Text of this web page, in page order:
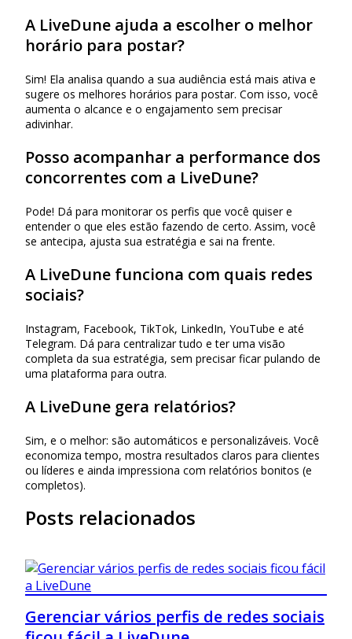
A LiveDune ajuda a escolher o melhor
horário para postar?
Sim! Ela analisa quando a sua audiência está mais ativa e
sugere os melhores horários para postar. Com isso, você
aumenta o alcance e o engajamento sem precisar
adivinhar.
Posso acompanhar a performance dos
concorrentes com a LiveDune?
Pode! Dá para monitorar os perfis que você quiser e
entender o que eles estão fazendo de certo. Assim, você
se antecipa, ajusta sua estratégia e sai na frente.
A LiveDune funciona com quais redes
sociais?
Instagram, Facebook, TikTok, LinkedIn, YouTube e até
Telegram. Dá para centralizar tudo e ter uma visão
completa da sua estratégia, sem precisar ficar pulando de
uma plataforma para outra.
A LiveDune gera relatórios?
Sim, e o melhor: são automáticos e personalizáveis. Você
economiza tempo, mostra resultados claros para clientes
ou líderes e ainda impressiona com relatórios bonitos (e
completos).
Posts relacionados
Gerenciar vários perfis de redes sociais